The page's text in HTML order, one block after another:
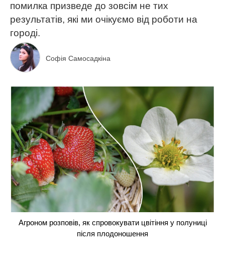
помилка призведе до зовсім не тих
результатів, які ми очікуємо від роботи на
городі.
Софія Самосадкіна
Агроном розповів, як спровокувати цвітіння у полуниці
після плодоношення